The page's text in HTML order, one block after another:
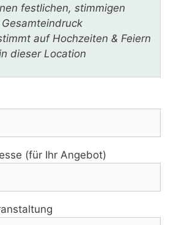
festlichen, stimmigen
Gesamteindruck
auf Hochzeiten & Feiern
dieser Location
(für Ihr Angebot)